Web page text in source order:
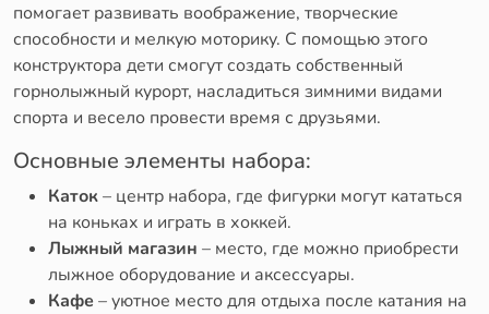
помогает развивать воображение, творческие
способности и мелкую моторику. С помощью этого
конструктора дети смогут создать собственный
горнолыжный курорт, насладиться зимними видами
спорта и весело провести время с друзьями.
Основные элементы набора:
Каток– центр набора, где фигурки могут кататься
на коньках и играть в хоккей.
Лыжный магазин – место, где можно приобрести
лыжное оборудование и аксессуары.
Кафе– уютное место для отдыха после катания на